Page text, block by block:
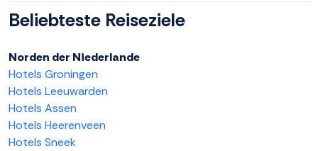
Beliebteste Reiseziele
Norden der Niederlande
Hotels Groningen
Hotels Leeuwarden
Hotels Assen
Hotels Heerenveen
Hotels Sneek